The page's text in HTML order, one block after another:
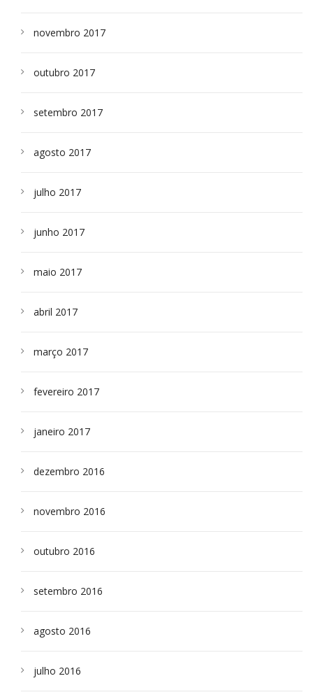
novembro 2017
outubro 2017
setembro 2017
agosto 2017
julho 2017
junho 2017
maio 2017
abril 2017
março 2017
fevereiro 2017
janeiro 2017
dezembro 2016
novembro 2016
outubro 2016
setembro 2016
agosto 2016
julho 2016